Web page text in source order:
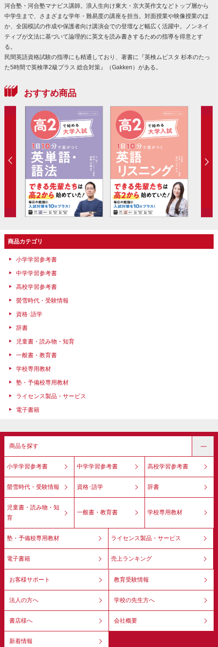
河合塾・河合塾マナビス講師。浪人生向け東大・京大英作文などトップ層から
中学生まで、さまざまな学年・難易度の講座を担当。対面授業や映像授業のほ
か、全国模試の作成や保護者向け講演会での登壇など幅広く活躍中。ノンネイ
ティブが文法に基づいて論理的に英文を読み書きするための指導を得意とす
る。
民間英語資格試験の指導にも精通しており、著書に『英検ムビスタ 杉本のたっ
た5時間で英検準2級プラス 総合対策』（Gakken）がある。
おすすめ商品
商品カテゴリ
小学学習参考書
中学学習参考書
高校学習参考書
螢雪時代・受験情報
資格･語学
辞書
児童書・読み物・知育
一般書・教育書
学校専用教材
塾・予備校専用教材
ライセンス製品・サービス
電子書籍
商品を探す
小学学習参考書 中学学習参考書 高校学習参考書
螢雪時代・受験情報 資格･語学 辞書
児童書・読み物・知
育
一般書・教育書 学校専用教材
塾・予備校専用教材 ライセンス製品・サービス
電子書籍 売上ランキング
お客様サポート 教育受験情報
法人の方へ 学校の先生方へ
書店様へ 会社概要
新着情報